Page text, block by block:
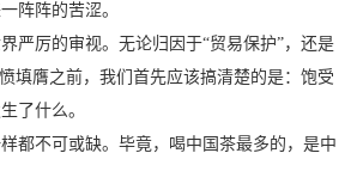
阵阵的苦涩。
严厉的审视。无论归因于“贸易保护”，还是
填膺之前，我们首先应该搞清楚的是：饱受
了什么。
都不可或缺。毕竟，喝中国茶最多的，是中